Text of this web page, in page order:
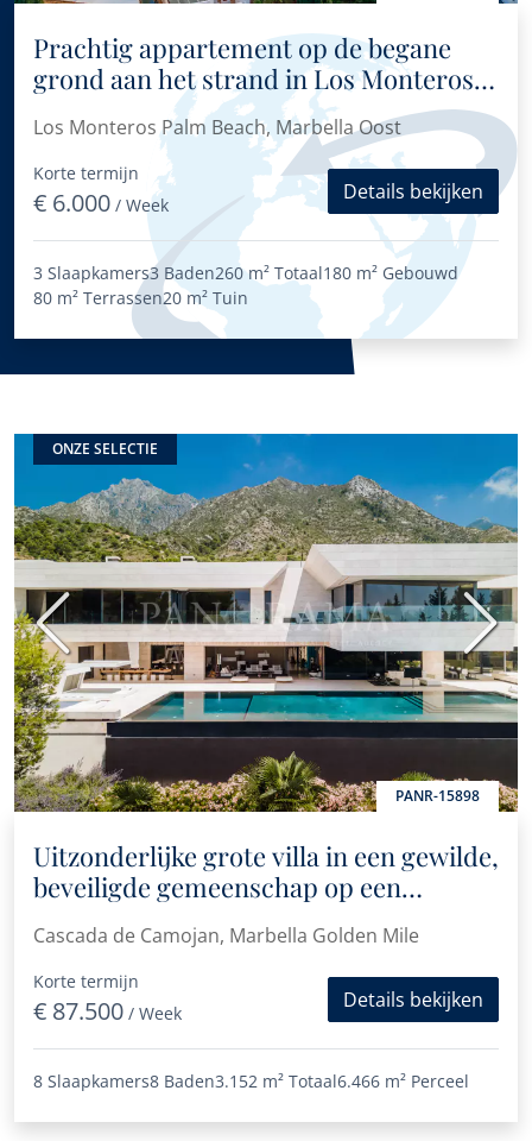
Prachtig appartement op de begane
grond aan het strand in Los Monteros
Palm Beach, Marbella Oost
Los Monteros Palm Beach, Marbella Oost
Korte termijn
€ 6.000 / Week
Details bekijken
3 Slaapkamers3 Baden260 m² Totaal180 m² Gebouwd
80 m² Terrassen20 m² Tuin
ONZE SELECTIE
PANR-15898
Vorige
Uitzonderlijke grote villa in een gewilde,
beveiligde gemeenschap op een
toplocatie in Marbella.
Cascada de Camojan, Marbella Golden Mile
Korte termijn
€ 87.500 / Week
Details bekijken
8 Slaapkamers8 Baden3.152 m² Totaal6.466 m² Perceel